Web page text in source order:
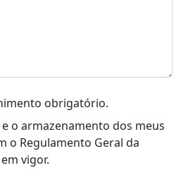
obrigatório.
o armazenamento dos meus
o Regulamento Geral da
vigor.